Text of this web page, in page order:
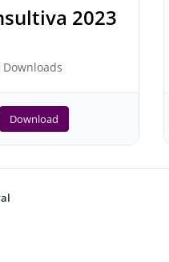
2023
Downloads
Download